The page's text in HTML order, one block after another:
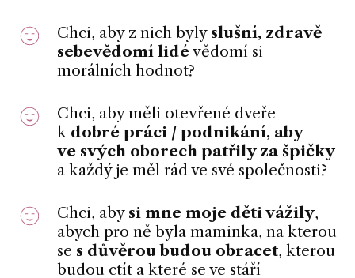
Chci, aby z nich byly slušní, zdravě
sebevědomí lidévědomí si
morálních hodnot?
Chci, aby měli otevřené dveře
k dobré práci / podnikání, aby
ve svých oborech patřily za špičky
a každý je měl rád ve své společnosti?
Chci, aby si mne moje děti vážily,
abych pro ně byla maminka, na kterou
se s důvěrou budou obracet, kterou
budou ctít a které se ve stáří